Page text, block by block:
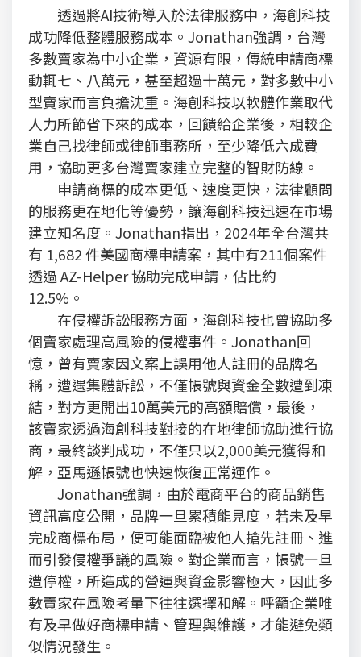
透過將AI技術導入於法律服務中，海創科技
成功降低整體服務成本。Jonathan強調，台灣
多數賣家為中小企業，資源有限，傳統申請商標
動輒七、八萬元，甚至超過十萬元，對多數中小
型賣家而言負擔沈重。海創科技以軟體作業取代
人力所節省下來的成本，回饋給企業後，相較企
業自己找律師或律師事務所，至少降低六成費
用，協助更多台灣賣家建立完整的智財防線。
申請商標的成本更低、速度更快，法律顧問
的服務更在地化等優勢，讓海創科技迅速在市場
建立知名度。Jonathan指出，2024年全台灣共
有 1,682 件美國商標申請案，其中有211個案件
透過 AZ-Helper 協助完成申請，佔比約
12.5%。
在侵權訴訟服務方面，海創科技也曾協助多
個賣家處理高風險的侵權事件。Jonathan回
憶，曾有賣家因文案上誤用他人註冊的品牌名
稱，遭遇集體訴訟，不僅帳號與資金全數遭到凍
結，對方更開出10萬美元的高額賠償，最後，
該賣家透過海創科技對接的在地律師協助進行協
商，最終談判成功，不僅只以2,000美元獲得和
解，亞馬遜帳號也快速恢復正常運作。
Jonathan強調，由於電商平台的商品銷售
資訊高度公開，品牌一旦累積能見度，若未及早
完成商標布局，便可能面臨被他人搶先註冊、進
而引發侵權爭議的風險。對企業而言，帳號一旦
遭停權，所造成的營運與資金影響極大，因此多
數賣家在風險考量下往往選擇和解。呼籲企業唯
有及早做好商標申請、管理與維護，才能避免類
似情況發生。